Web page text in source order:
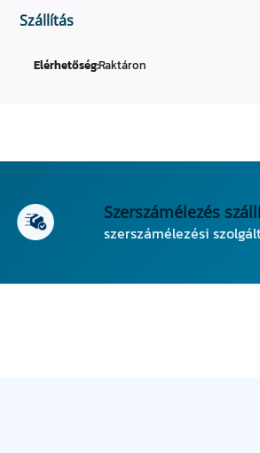
Szállítás
Elérhetőség:Raktáron
Szerszámélezés
szerszámélezési